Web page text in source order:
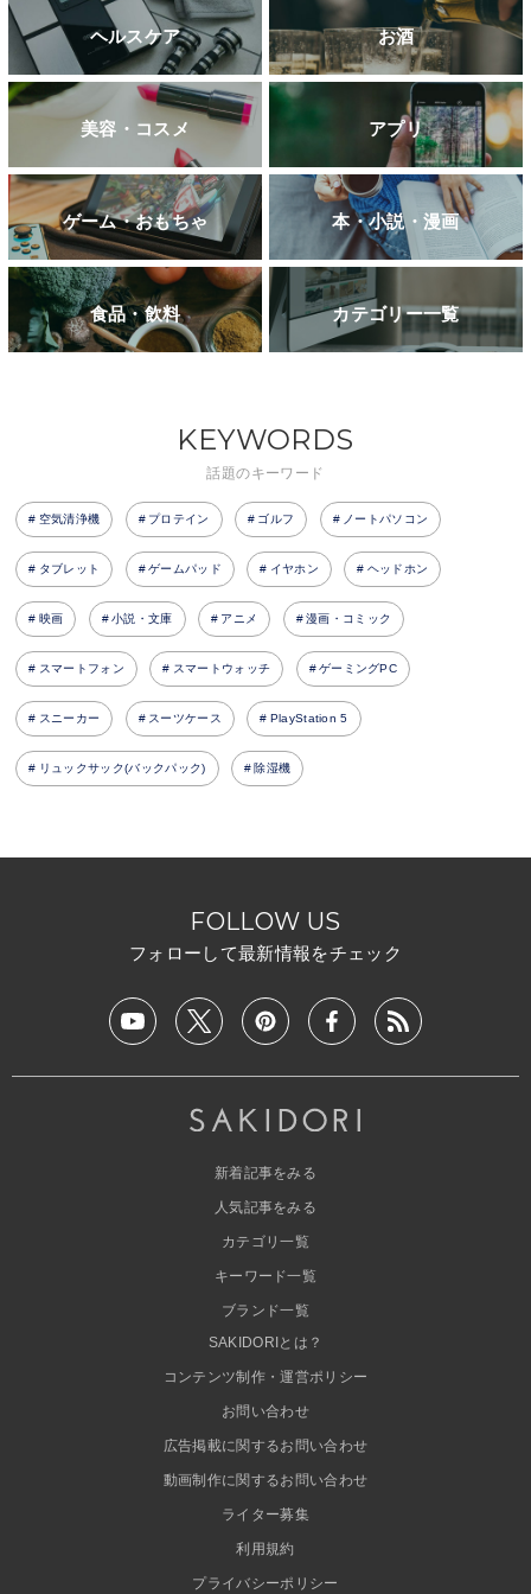
ヘルスケア お酒
美容・コスメ アプリ
ゲーム・おもちゃ 本・小説・漫画
食品・飲料 カテゴリー一覧
KEYWORDS
話題のキーワード
空気清浄機 プロテイン ゴルフ ノートパソコン
タブレット ゲームパッド イヤホン ヘッドホン
映画 小説・文庫 アニメ 漫画・コミック
スマートフォン スマートウォッチ ゲーミングPC
スニーカー スーツケース PlayStation 5
リュックサック(バックパック) 除湿機
FOLLOW US
フォローして最新情報をチェック
新着記事をみる
人気記事をみる
カテゴリ一覧
キーワード一覧
ブランド一覧
SAKIDORIとは？
コンテンツ制作・運営ポリシー
お問い合わせ
広告掲載に関するお問い合わせ
動画制作に関するお問い合わせ
ライター募集
利用規約
プライバシーポリシー